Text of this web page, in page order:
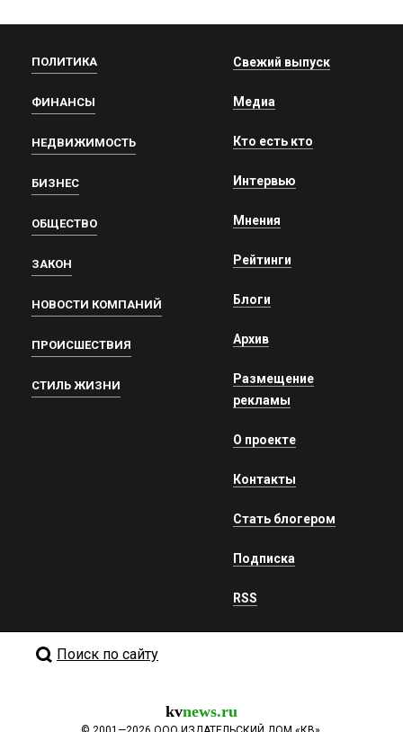
ПОЛИТИКА
ФИНАНСЫ
НЕДВИЖИМОСТЬ
БИЗНЕС
ОБЩЕСТВО
ЗАКОН
НОВОСТИ КОМПАНИЙ
ПРОИСШЕСТВИЯ
СТИЛЬ ЖИЗНИ
Свежий выпуск
Медиа
Кто есть кто
Интервью
Мнения
Рейтинги
Блоги
Архив
Размещение
рекламы
О проекте
Контакты
Стать блогером
Подписка
RSS
Поиск по сайту
kvnews.ru